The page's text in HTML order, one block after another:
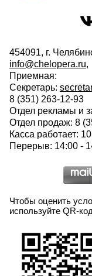
454091, г.
info@chelopera.ru,
Приемная:
Секретарь:
8 (351) 263-12-93
Отдел рекламы и
Отдел продаж: 8
Касса работает:
Перерыв: 14:00 -
Чтобы оценить
используйте QR-